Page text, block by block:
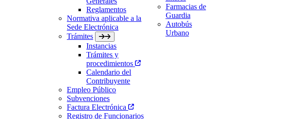
Reglamentos
Normativa aplicable a la
Sede Electrónica
Trámites
Instancias
Trámites y
procedimientos
Calendario del
Contribuyente
Empleo Público
Subvenciones
Factura Electrónica
Registro de Funcionarios
Farmacias de
Guardia
Autobús
Urbano